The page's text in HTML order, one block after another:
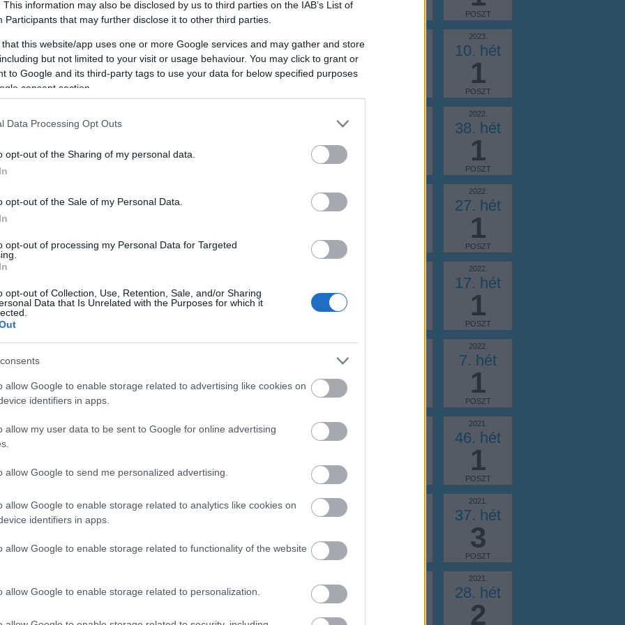
This information may also be disclosed by us to third parties on the IAB’s List of
Participants that may further disclose it to other third parties.
that this website/app uses one or more Google services and may gather and store
but not limited to your visit or usage behaviour. You may click to grant or
to Google and its third-party tags to use your data for below specified purposes
consent section.
Data Processing Opt Outs
opt-out of the Sharing of my personal data.
opt-out of the Sale of my Personal Data.
opt-out of processing my Personal Data for Targeted
opt-out of Collection, Use, Retention, Sale, and/or Sharing
Data that Is Unrelated with the Purposes for which it
allow Google to enable storage related to advertising like cookies on
identifiers in apps.
allow my user data to be sent to Google for online advertising
allow Google to send me personalized advertising.
allow Google to enable storage related to analytics like cookies on
identifiers in apps.
allow Google to enable storage related to functionality of the website
allow Google to enable storage related to personalization.
POSZT
hét 17. hét
1
16. hét
1
15. hét
1
13. hét
1
2023.
10. hét
1
POSZT
50. hét
1 1
40. hét
1
2022.
38. hét
1
POSZT
34. hét
POSZT
32. hét
POSZT POSZT
2022.
30. hét
POSZT
2022.
27. hét
1
POSZT
1 2 1 1
2022.
17. hét
1
POSZT
2022.
2
POSZT
2022.
1
2022.
1
2022.
10. hét
2
2022.
7. hét
1
POSZT
2. hét
POSZT
50. hét
3
POSZT
49. hét
POSZT
2021.
48. hét
3
POSZT
2021.
46. hét
1
POSZT
42. hét
2021.
4
2021.
2
POSZT
2021.
39. hét
3
POSZT
2021.
37. hét
3
POSZT
33. hét
2
32. hét
1
31. hét
3
30. hét
3
2021.
28. hét
2